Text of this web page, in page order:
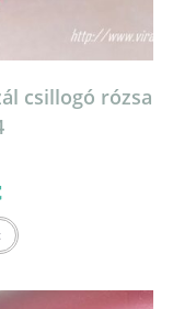
csillogó rózsa